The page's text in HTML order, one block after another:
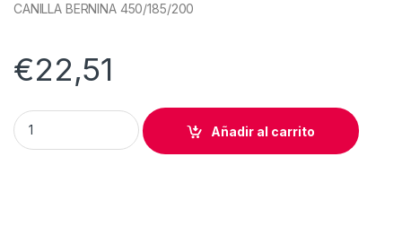
CANILLA BERNINA 450/185/200
€22,51
CANILLA BERNINA 450/185/200 quantity
Añadir al carrito